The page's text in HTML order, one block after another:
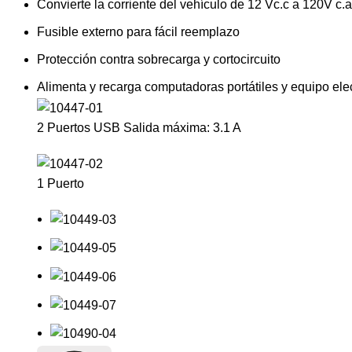
Convierte la corriente del vehículo de 12 Vc.c a 120V
Fusible externo para fácil reemplazo
Protección contra sobrecarga y cortocircuito
Alimenta y recarga computadoras portátiles y equipo
2 Puertos USB Salida máxima: 3.1 A
1 Puerto